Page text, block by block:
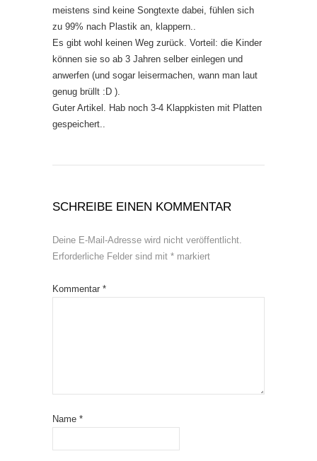
meistens sind keine Songtexte dabei, fühlen sich
zu 99% nach Plastik an, klappern..
Es gibt wohl keinen Weg zurück. Vorteil: die Kinder
können sie so ab 3 Jahren selber einlegen und
anwerfen (und sogar leisermachen, wann man laut
genug brüllt :D ).
Guter Artikel. Hab noch 3-4 Klappkisten mit Platten
gespeichert..
SCHREIBE EINEN KOMMENTAR
Deine E-Mail-Adresse wird nicht veröffentlicht.
Erforderliche Felder sind mit * markiert
Kommentar *
Name *